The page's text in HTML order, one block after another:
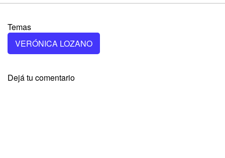
Temas
VERÓNICA LOZANO
Dejá tu comentario